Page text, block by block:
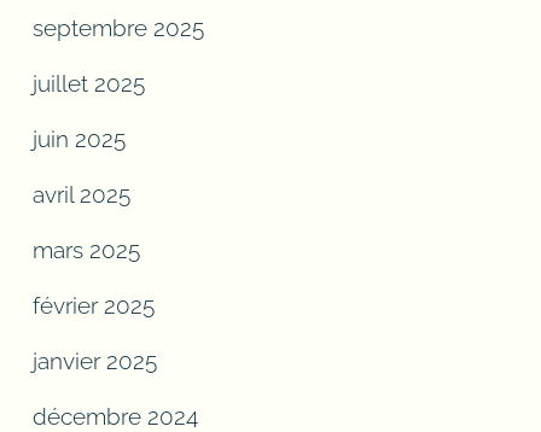
septembre 2025
juillet 2025
juin 2025
avril 2025
mars 2025
février 2025
janvier 2025
décembre 2024